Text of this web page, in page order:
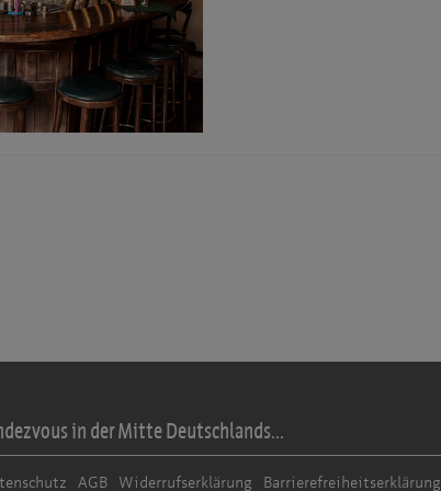
in der Mitte Deutschlands...
AGB Widerrufserklärung Barrierefreiheitserklärung